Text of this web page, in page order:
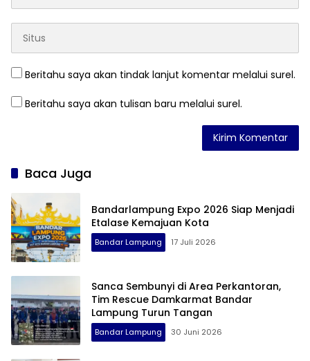
Beritahu saya akan tindak lanjut komentar melalui surel.
Beritahu saya akan tulisan baru melalui surel.
Baca Juga
Bandarlampung Expo 2026 Siap Menjadi
Etalase Kemajuan Kota
Bandar Lampung 17 Juli 2026
Sanca Sembunyi di Area Perkantoran,
Tim Rescue Damkarmat Bandar
Lampung Turun Tangan
Bandar Lampung 30 Juni 2026